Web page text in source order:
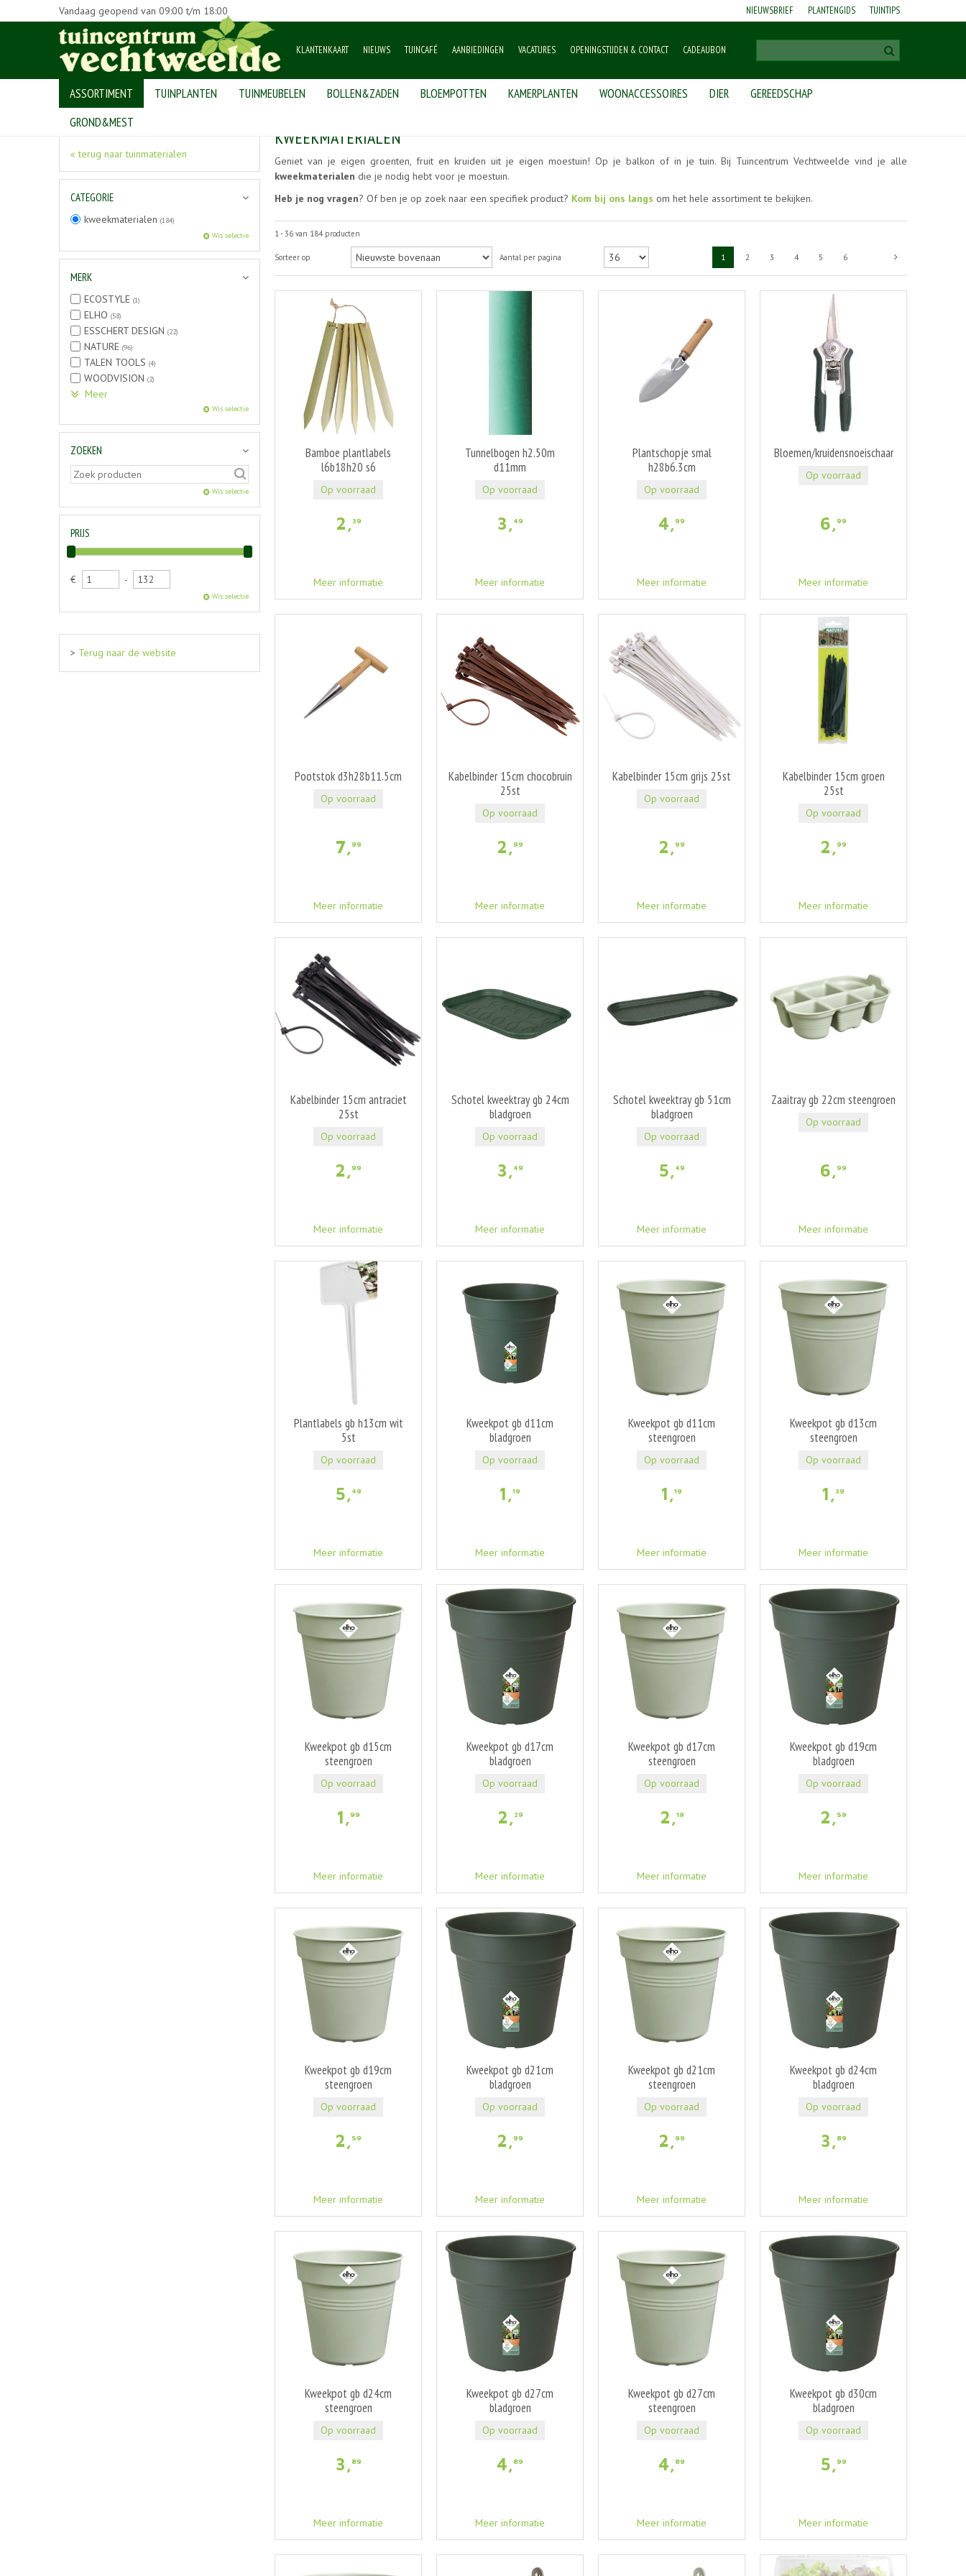
Home > Producten
Vandaag geopend van 09:00 t/m 18:00 NIEUWSBRIEF PLANTENGIDS TUINTIPS
KLANTENKAART NIEUWS TUINCAFÉ AANBIEDINGEN VACATURES OPENINGSTIJDEN & CONTACT CADEAUBON
ASSORTIMENT TUINPLANTEN TUINMEUBELEN BOLLEN&ZADEN BLOEMPOTTEN KAMERPLANTEN WOONACCESSOIRES DIER
GEREEDSCHAP
GROND&MEST
KWEEKMATERIALEN
Geniet van je eigen groenten, fruit en kruiden uit je eigen moestuin! Op je balkon of in je tuin. Bij Tuincentrum Vechtweelde vind je alle
kweekmaterialen die je nodig hebt voor je moestuin.
Heb je nog vragen? Of ben je op zoek naar een specifiek product? Kom bij ons langs om het hele assortiment te bekijken.
1 - 36 van 184 producten
Aantal per pagina
Sorteer op 1 2 3 4 5 6
Bamboe plantlabels
l6b18h20 s6
2,39
Meer informatie
Op voorraad
Tunnelbogen h2.50m
d11mm
3,49
Meer informatie
Op voorraad
Plantschopje smal
h28b6.3cm
4,99
Meer informatie
Op voorraad
Bloemen/kruidensnoeischaar
6,99
Meer informatie
Op voorraad
Pootstok d3h28b11.5cm
7,99
Meer informatie
Op voorraad
Kabelbinder 15cm chocobruin
25st
2,99
Meer informatie
Op voorraad
Kabelbinder 15cm grijs 25st
2,99
Meer informatie
Op voorraad
Kabelbinder 15cm groen
25st
2,99
Meer informatie
Op voorraad
Kabelbinder 15cm antraciet
25st
2,99
Meer informatie
Op voorraad
Schotel kweektray gb 24cm
bladgroen
3,49
Meer informatie
Op voorraad
Schotel kweektray gb 51cm
bladgroen
5,49
Meer informatie
Op voorraad
Zaaitray gb 22cm steengroen
6,99
Meer informatie
Op voorraad
Plantlabels gb h13cm wit
5st
5,49
Meer informatie
Op voorraad
Kweekpot gb d11cm
bladgroen
1,19
Meer informatie
Op voorraad
Kweekpot gb d11cm
steengroen
1,19
Meer informatie
Op voorraad
Kweekpot gb d13cm
steengroen
1,39
Meer informatie
Op voorraad
Kweekpot gb d15cm
steengroen
1,99
Meer informatie
Op voorraad
Kweekpot gb d17cm
bladgroen
2,29
Meer informatie
Op voorraad
Kweekpot gb d17cm
steengroen
2,19
Meer informatie
Op voorraad
Kweekpot gb d19cm
bladgroen
2,59
Meer informatie
Op voorraad
Kweekpot gb d19cm
steengroen
2,59
Meer informatie
Op voorraad
Kweekpot gb d21cm
bladgroen
2,99
Meer informatie
Op voorraad
Kweekpot gb d21cm
steengroen
2,99
Meer informatie
Op voorraad
Kweekpot gb d24cm
bladgroen
3,89
Meer informatie
Op voorraad
Kweekpot gb d24cm
steengroen
3,89
Meer informatie
Op voorraad
Kweekpot gb d27cm
bladgroen
4,89
Meer informatie
Op voorraad
Kweekpot gb d27cm
steengroen
4,89
Meer informatie
Op voorraad
Kweekpot gb d30cm
bladgroen
5,99
Meer informatie
Op voorraad
« terug naar tuinmaterialen
CATEGORIE
kweekmaterialen (184)
Wis selectie
MERK
ECOSTYLE (1)
ELHO (58)
ESSCHERT DESIGN (22)
NATURE (96)
TALEN TOOLS (4)
WOODVISION (2)
Meer
Wis selectie
ZOEKEN
Wis selectie
PRIJS
€ -
Wis selectie
> Terug naar de website